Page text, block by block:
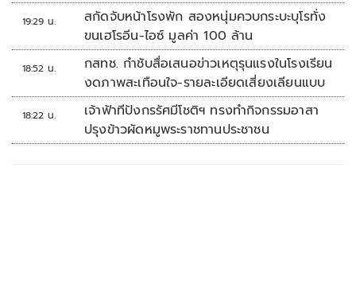
19:29 น.
สกัดจับหน้าโรงพัก สองหนุ่มควบกระบะบุโรทั่ง
ขนเฮโรอีน-ไอซ์ มูลค่า 100 ล้าน
18:52 น.
กสทช. กำชับสื่อเสนอข่าวเหตุรุนแรงในโรงเรียน
งดภาพสะเทือนใจ-รายละเอียดเสี่ยงเลียนแบบ
18:22 น.
เจ้าฟ้าทีปังกรรัศมีโชติฯ ทรงทำกิจกรรมอาสา
ปรุงข้าวผัดหมูพระราชทานประชาชน